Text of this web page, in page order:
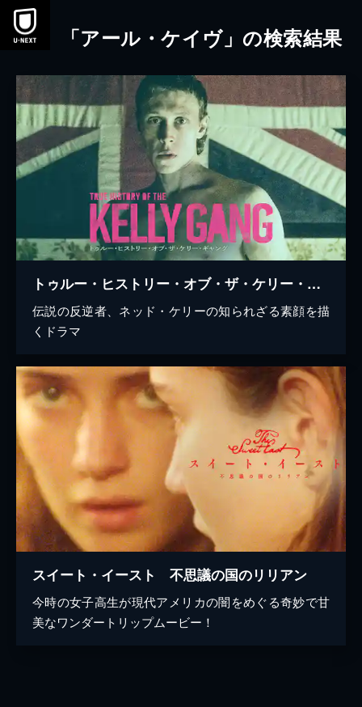
本文へスキップ
「アール・ケイヴ」の検索結果
トゥルー・ヒストリー・オブ・ザ・ケリー・ギャング
伝説の反逆者、ネッド・ケリーの知られざる素顔を描
くドラマ
スイート・イースト 不思議の国のリリアン
今時の女子高生が現代アメリカの闇をめぐる奇妙で甘
美なワンダートリップムービー！